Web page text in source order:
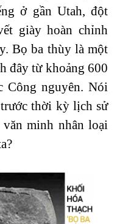
ở gần Utah, đột
giày hoàn chỉnh
Bọ ba thùy là một
đây từ khoảng 600
Công nguyên. Nói
thời kỳ lịch sử
minh nhân loại